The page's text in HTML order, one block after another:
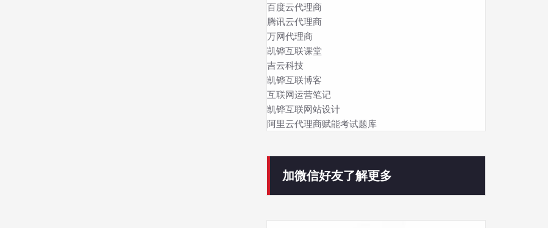
百度云代理商
腾讯云代理商
万网代理商
凯铧互联课堂
吉云科技
凯铧互联博客
互联网运营笔记
凯铧互联网站设计
阿里云代理商赋能考试题库
加微信好友了解更多